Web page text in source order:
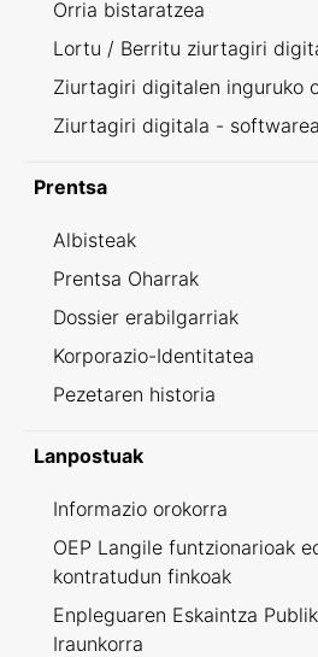
Orria bistaratzea
Lortu / Berritu ziurtagiri
Ziurtagiri digitalen inguruko
Ziurtagiri digitala -
Prentsa
Albisteak
Prentsa Oharrak
Dossier erabilgarriak
Korporazio-Identitatea
Pezetaren historia
Lanpostuak
Informazio orokorra
OEP Langile funtzionarioak
kontratudun finkoak
Enpleguaren Eskaintza
Iraunkorra